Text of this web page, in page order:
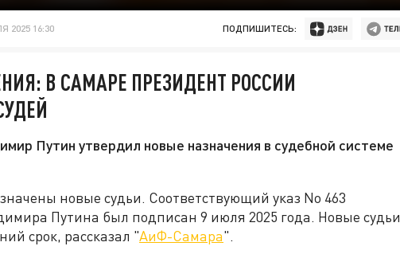
2025 16:30 ПОДПИШИТЕСЬ:
В САМАРЕ ПРЕЗИДЕНТ РОССИИ
Путин утвердил новые назначения в судебной системе
новые судьи. Соответствующий указ No 463
Путина был подписан 9 июля 2025 года. Новые судьи
срок, рассказал "АиФ-Самара".